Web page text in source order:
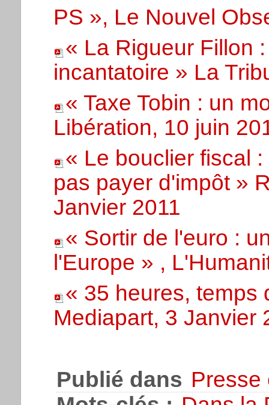
PS », Le Nouvel
« La Rigueur Fillon
incantatoire » La
« Taxe Tobin : un
Libération, 10 juin
« Le bouclier fiscal
pas payer d'impôt »
Janvier 2011
« Sortir de l'euro :
l'Europe » ,
« 35 heures, temps
Mediapart, 3 Janvier
Publié dans Presse